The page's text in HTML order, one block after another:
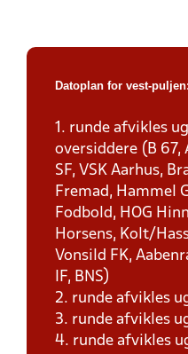
Datoplan for vest-puljen:
1. runde afvikles
oversiddere (B 67,
SF, VSK Aarhus,
Fremad, Hammel
Fodbold, HOG
Horsens, Kolt/
Vonsild FK,
IF, BNS)
2. runde afvikles
3. runde afvikles
4. runde afvikles